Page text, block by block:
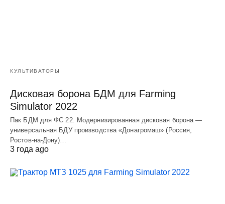
КУЛЬТИВАТОРЫ
Дисковая борона БДМ для Farming
Simulator 2022
Пак БДМ для ФС 22. Модернизированная дисковая борона —
универсальная БДУ производства «Донагромаш» (Россия,
Ростов-на-Дону)…
3 года ago